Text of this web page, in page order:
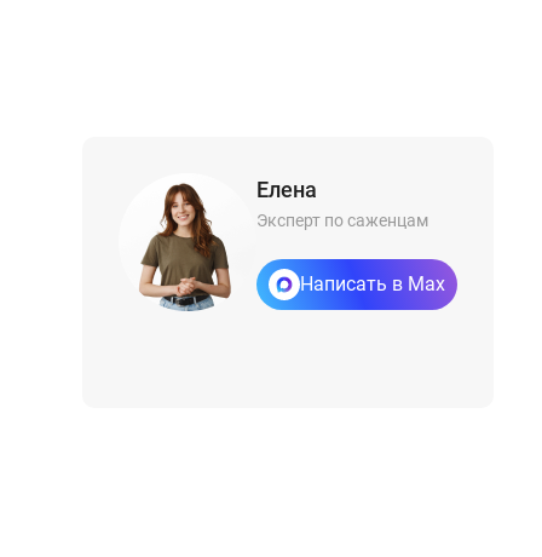
Елена
Эксперт по саженцам
Написать в Max